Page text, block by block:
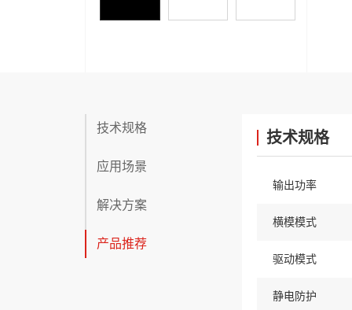
技术规格
应用场景
解决方案
产品推荐
技术规格
输出功率
横模模式
驱动模式
静电防护